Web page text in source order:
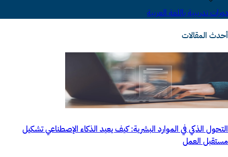
دورات تدريبية باللغة العربية
أحدث المقالات
التحول الذكي في الموارد البشرية: كيف يعيد الذكاء الإصطناعي تشكيل
مستقبل العمل